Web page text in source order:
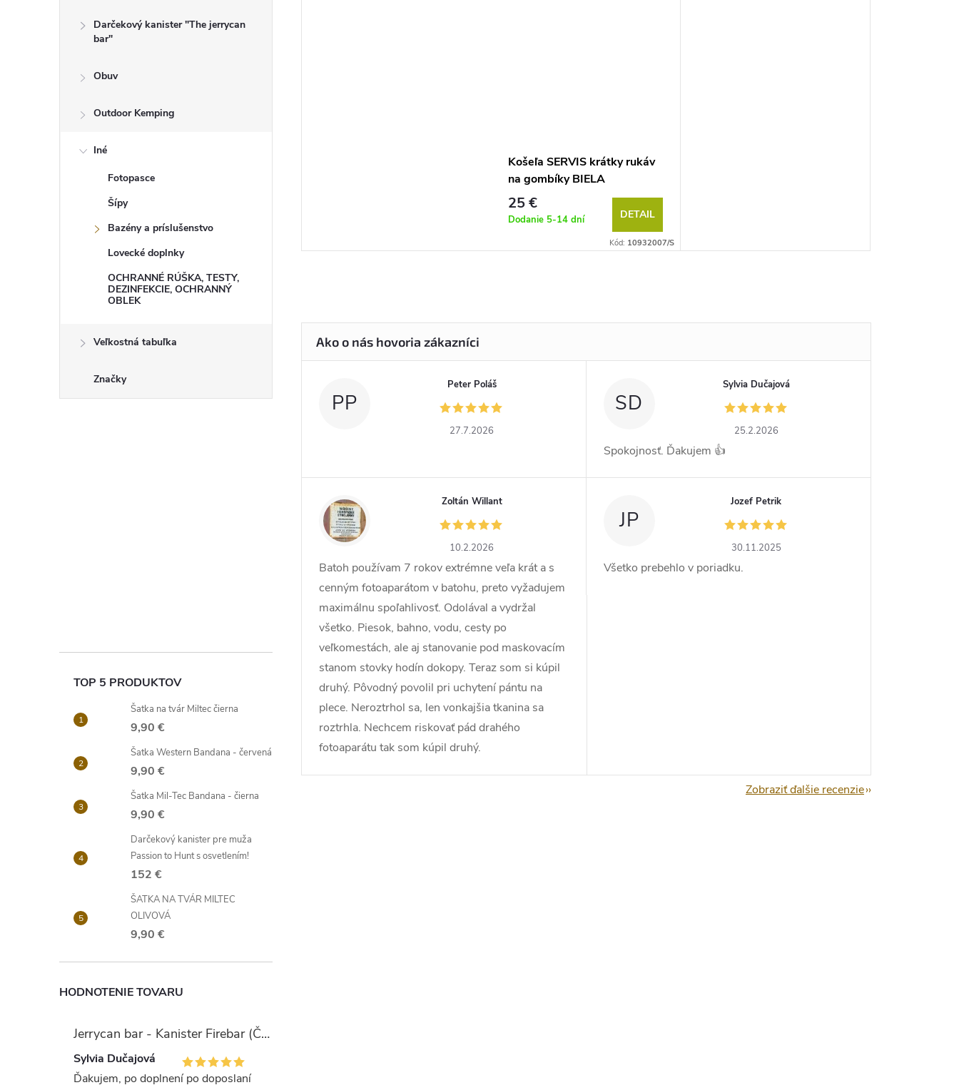
Darčekový kanister "The jerrycan
bar"
Obuv
Outdoor Kemping
Iné
Fotopasce
Šípy
Bazény a príslušenstvo
Lovecké doplnky
OCHRANNÉ RÚŠKA, TESTY,
DEZINFEKCIE, OCHRANNÝ
OBLEK
Veľkostná tabuľka
Značky
TOP 5 PRODUKTOV
Šatka na tvár Miltec čierna
9,90 €
Šatka Western Bandana - červená
9,90 €
Šatka Mil-Tec Bandana - čierna
9,90 €
Darčekový kanister pre muža
Passion to Hunt s osvetlením!
152 €
ŠATKA NA TVÁR MILTEC
OLIVOVÁ
9,90 €
HODNOTENIE TOVARU
Jerrycan bar - Kanister Firebar (Červený)
Sylvia Dučajová
Ďakujem, po doplnení po doposlaní
Košeľa SERVIS krátky rukáv
na gombíky BIELA
25 €
Dodanie 5-14 dní DETAIL
Kód: 10932007/S
PP
Peter Poláš
27.7.2026
SD
Sylvia Dučajová
25.2.2026
Spokojnosť. Ďakujem 👍
ZW
Zoltán Willant
10.2.2026
Batoh používam 7 rokov extrémne veľa krát a s
cenným fotoaparátom v batohu, preto vyžadujem
maximálnu spoľahlivosť. Odolával a vydržal
všetko. Piesok, bahno, vodu, cesty po
veľkomestách, ale aj stanovanie pod maskovacím
stanom stovky hodín dokopy. Teraz som si kúpil
druhý. Pôvodný povolil pri uchytení pántu na
plece. Neroztrhol sa, len vonkajšia tkanina sa
roztrhla. Nechcem riskovať pád drahého
fotoaparátu tak som kúpil druhý.
JP
Jozef Petrik
30.11.2025
Všetko prebehlo v poriadku.
Zobraziť ďalšie recenzie